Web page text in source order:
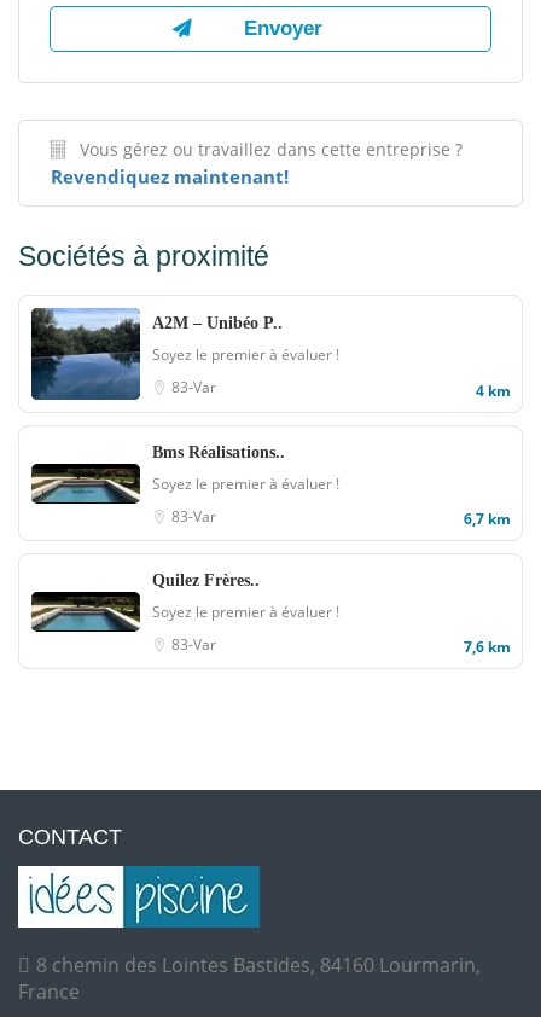
Vous gérez ou travaillez dans cette entreprise ?
Revendiquez maintenant!
Sociétés à proximité
A2M – Unibéo P..
Soyez le premier à évaluer !
83-Var
4 km
Bms Réalisations..
Soyez le premier à évaluer !
83-Var
6,7 km
Quilez Frères..
Soyez le premier à évaluer !
83-Var
7,6 km
CONTACT
8 chemin des Lointes Bastides, 84160 Lourmarin,
France